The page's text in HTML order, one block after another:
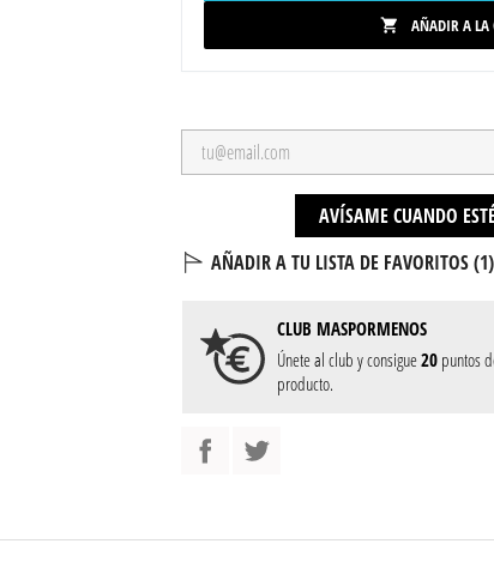
 AÑADIR A LA
AVÍSAME CUANDO
AÑADIR A TU LISTA DE FAVORITOS (1)
CLUB MASPORMENOS
Únete al club y consigue20puntos
producto.